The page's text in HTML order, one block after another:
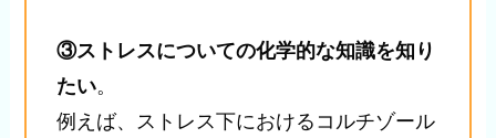
③ストレスについての化学的な知識を知り
たい。
例えば、ストレス下におけるコルチゾール